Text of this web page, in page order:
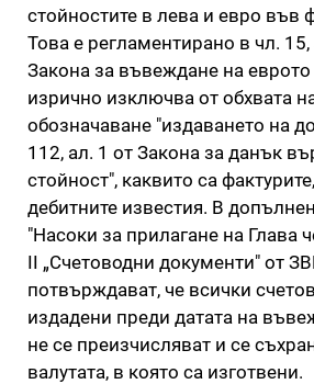
стойностите в лева и евро във
Това е регламентирано в чл. 15,
Закона за въвеждане на
изрично изключва от обхвата
обозначаване "издаването на
112, ал. 1 от Закона за данък
стойност", каквито са
дебитните известия. В
"Насоки за прилагане на Глава
II „Счетоводни документи" от
потвърждават, че всички
издадени преди датата на
не се преизчисляват и се
валутата, в която са изготвени.